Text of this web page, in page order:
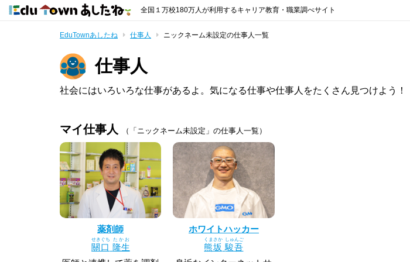
全国１万校180万人が利用するキャリア教育・職業調べサイト
EduTownあしたね 仕事人 ニックネーム未設定の仕事人一覧
仕事人
社会にはいろいろな仕事があるよ。気になる仕事や仕事人をたくさん見つけよう！
マイ仕事人 （「ニックネーム未設定」の仕事人一覧）
薬剤師
關口
せきぐち
隆生
たかお
ホワイトハッカー
熊坂
くまさか
駿吾
しゅんご